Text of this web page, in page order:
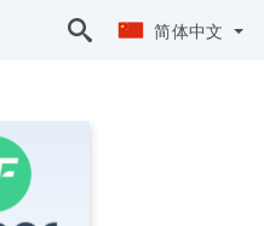
简体中文